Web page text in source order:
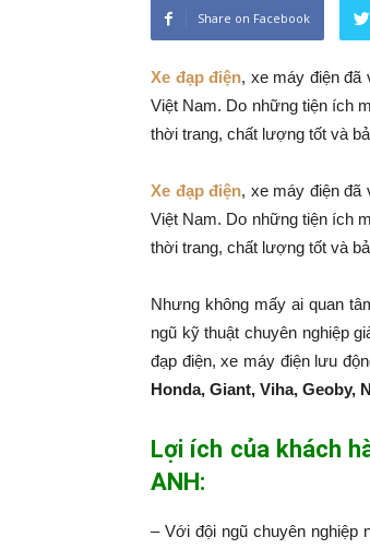
Share on Facebook
Xe đạp điện, xe máy điện đã
Việt Nam. Do những tiện ích
thời trang, chất lượng tốt và
Xe đạp điện, xe máy điện đã
Việt Nam. Do những tiện ích
thời trang, chất lượng tốt và
Nhưng không mấy ai quan
ngũ kỹ thuật chuyên nghiệp
đạp điện, xe máy điện lưu
Honda, Giant, Viha, Geoby,
Lợi ích của khách
ANH:
– Với đội ngũ chuyên nghiệp